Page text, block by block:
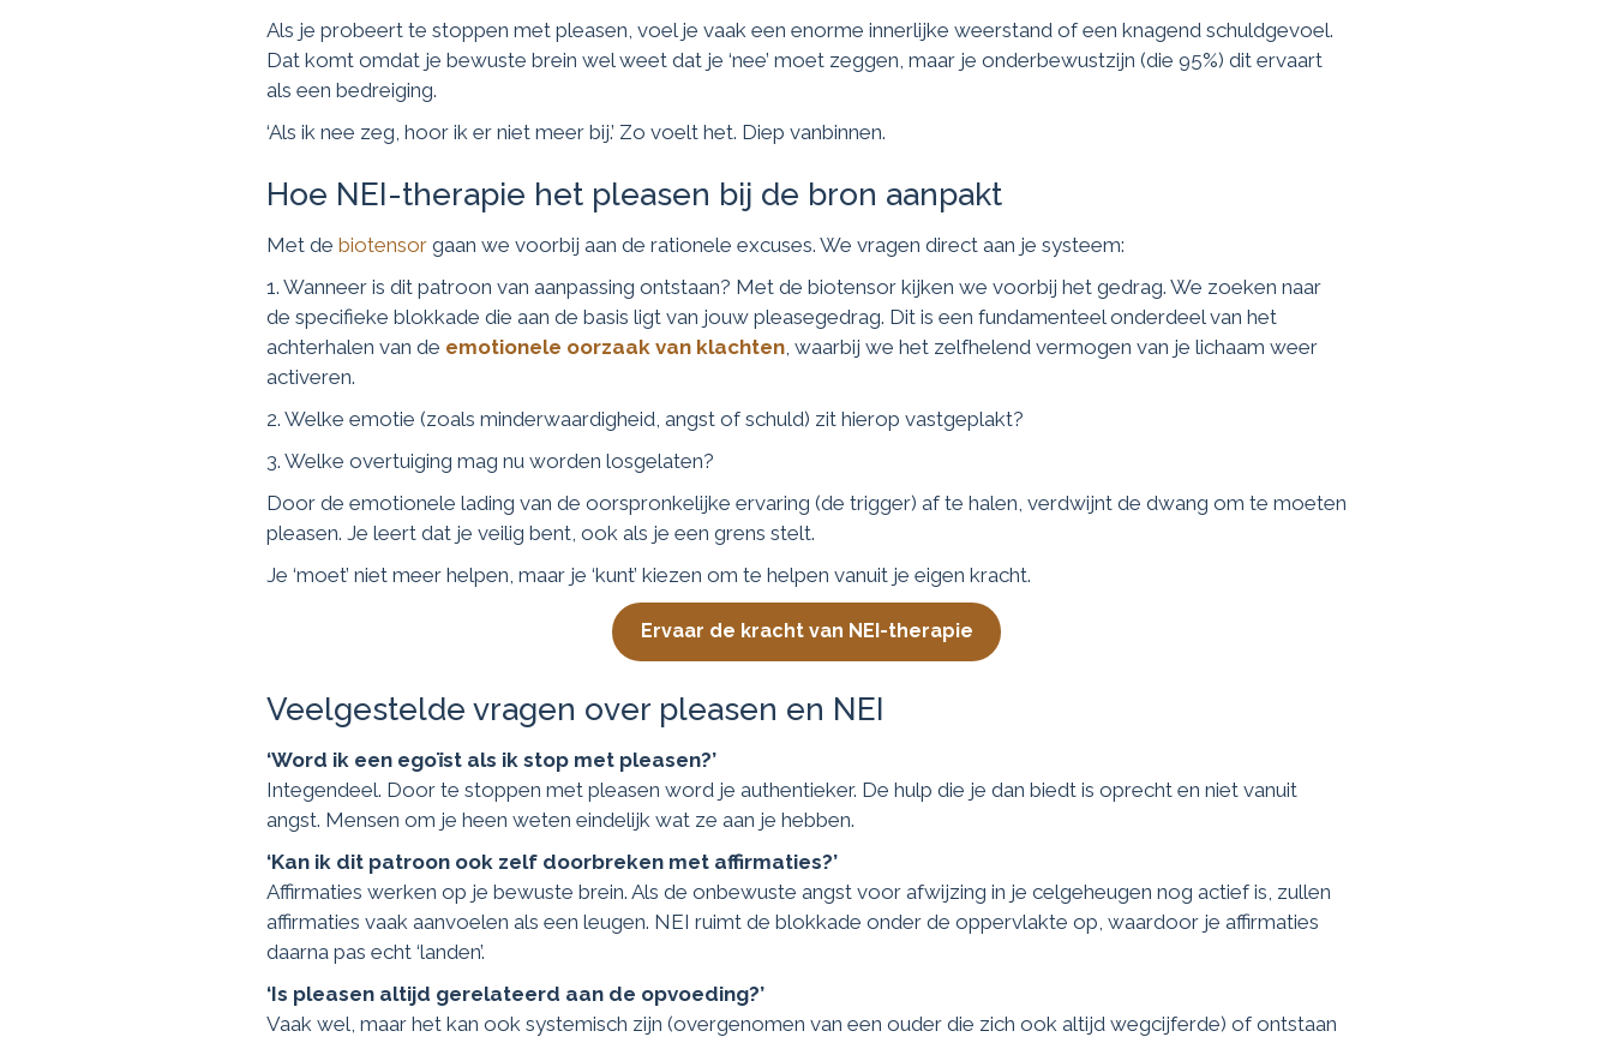
Als je probeert te stoppen met pleasen, voel je vaak een enorme innerlijke weerstand of een knagend schuldgevoel.
Dat komt omdat je bewuste brein wel weet dat je ‘nee’ moet zeggen, maar je onderbewustzijn (die 95%) dit ervaart
als een bedreiging.
‘Als ik nee zeg, hoor ik er niet meer bij.’ Zo voelt het. Diep vanbinnen.
Hoe NEI-therapie het pleasen bij de bron aanpakt
Met de biotensor gaan we voorbij aan de rationele excuses. We vragen direct aan je systeem:
1. Wanneer is dit patroon van aanpassing ontstaan? Met de biotensor kijken we voorbij het gedrag. We zoeken naar
de specifieke blokkade die aan de basis ligt van jouw pleasegedrag. Dit is een fundamenteel onderdeel van het
achterhalen van de emotionele oorzaak van klachten, waarbij we het zelfhelend vermogen van je lichaam weer
activeren.
2. Welke emotie (zoals minderwaardigheid, angst of schuld) zit hierop vastgeplakt?
3. Welke overtuiging mag nu worden losgelaten?
Door de emotionele lading van de oorspronkelijke ervaring (de trigger) af te halen, verdwijnt de dwang om te moeten
pleasen. Je leert dat je veilig bent, ook als je een grens stelt.
Je ‘moet’ niet meer helpen, maar je ‘kunt’ kiezen om te helpen vanuit je eigen kracht.
Ervaar de kracht van NEI-therapie
Veelgestelde vragen over pleasen en NEI
‘Word ik een egoïst als ik stop met pleasen?’
Integendeel. Door te stoppen met pleasen word je authentieker. De hulp die je dan biedt is oprecht en niet vanuit
angst. Mensen om je heen weten eindelijk wat ze aan je hebben.
‘Kan ik dit patroon ook zelf doorbreken met affirmaties?’
Affirmaties werken op je bewuste brein. Als de onbewuste angst voor afwijzing in je celgeheugen nog actief is, zullen
affirmaties vaak aanvoelen als een leugen. NEI ruimt de blokkade onder de oppervlakte op, waardoor je affirmaties
daarna pas echt ‘landen’.
‘Is pleasen altijd gerelateerd aan de opvoeding?’
Vaak wel, maar het kan ook systemisch zijn (overgenomen van een ouder die zich ook altijd wegcijferde) of ontstaan